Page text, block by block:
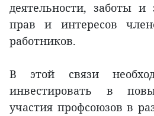
деятельности, заботы
прав и интересов
работников.
В этой связи
инвестировать в
участия профсоюзов в